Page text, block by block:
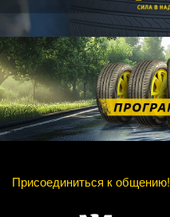
Присоединиться к общению!